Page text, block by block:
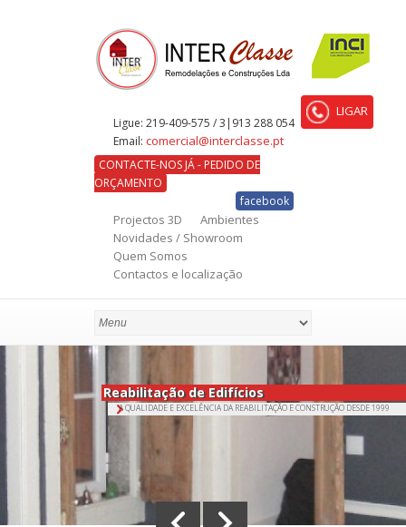
LIGAR
Ligue: 219-409-575 / 3|913 288 054
Email: comercial@interclasse.pt
CONTACTE-NOS JÁ - PEDIDO DE
ORÇAMENTO
facebook
Projectos 3D
Ambientes
Novidades / Showroom
Quem Somos
Contactos e localização
Reabilitação de Edifícios
A QUALIDADE E EXCELÊNCIA DA REABILITAÇÃO E CONSTRUÇÃO DESDE 1999